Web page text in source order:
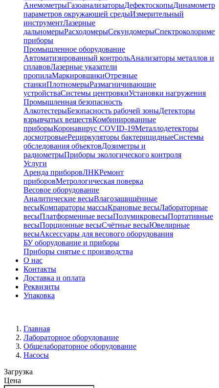
АнемометрыГазоанализаторыДефектоскопы
параметров окружающей средыИзмерительный
инструментЛазерные
дальномерыРасходомерыСекундомеры
приборы
Промышленное оборудование
Автоматизированный контрольАнализаторы металлов и
сплавовЛазерные указатели
пропилаМаркировщикиОтрезные
станкиПлотномерыРазмагничивающие
устройстваСистемы центровкиУстановки нагружения
Промышленная безопасность
АлкотестерыБезопасность рабочей зоныДетекторы
взрывчатых веществКомбинированные
приборыКоронавирус COVID-19Металлодетекторы
досмотровыеРециркуляторы бактерицидныеСистемы
обследования объектовДозиметры и
радиометрыПриборы экологического контроля
Услуги
Аренда приборовЛНКРемонт
приборовМетрологическая поверка
Весовое оборудование
Аналитические весыВлагозащищённые
весыКомпараторы массыКрановые весыЛабораторные
весыПлатформенные весыПолумикровесыПортативные
весыПорционные весыСчётные весыЮвелирные
весыАксессуары для весового оборудования
БУ оборудование и приборы
Приборы снятые с производства
О нас
Контакты
Доставка и оплата
Реквизиты
Упаковка
Главная
Лабораторное оборудование
Общелабораторное оборудование
Насосы
Загрузка
Цена